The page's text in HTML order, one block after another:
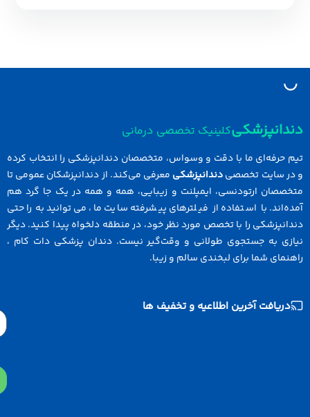
کلینیک تخصصی درمانی
ما با دقت و وسواس، متخصصان دندانپزشکی را انتخاب کرده
تخصصیدندانپزشکیمعرفی می‌کند. از دندانپزشکان عمومی تا
ارتودنسی، ایمپلنت و زیبایی، همه و همه در یک جا گرد هم
با استفاده از فیلترهای پیشرفته سایت ما، می‌توانید به راحتی
را با تخصص مورد نظر خود، در منطقه دلخواه پیدا کنید. دیگر
به جستجوی طولانی و وقت‌گیر نیست. دندان پزشکی دات کام ،
شما برای لبخندی سالم و زیبا.
آخرین اطلاعیه و تخفیف ها